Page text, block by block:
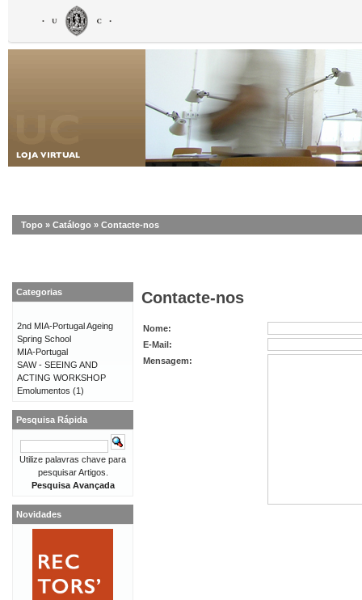
Topo » Catálogo » Contacte-nos
Contacte-nos
Nome:
E-Mail:
Mensagem:
Categorias
2nd MIA-Portugal Ageing
Spring School
MIA-Portugal
SAW - SEEING AND
ACTING WORKSHOP
Emolumentos (1)
Pesquisa Rápida
Utilize palavras chave para
pesquisar Artigos.
Pesquisa Avançada
Novidades